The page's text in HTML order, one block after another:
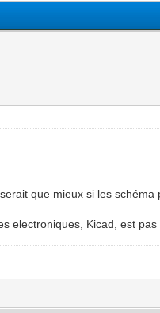
que mieux si les
electroniques, Kicad, est pas